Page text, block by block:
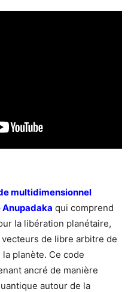
multidimensionnel
qui comprend
la libération planétaire,
de libre arbitre de
planète. Ce code
ancré de manière
autour de la